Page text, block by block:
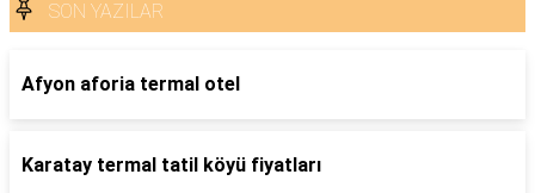
SON YAZILAR
Afyon aforia termal otel
Karatay termal tatil köyü fiyatları